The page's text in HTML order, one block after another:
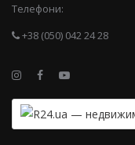
Телефони:
+38 (050) 042 24 28